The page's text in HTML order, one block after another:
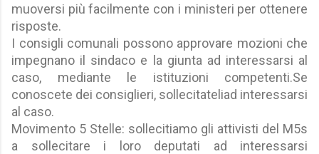
muoversi più facilmente con i ministeri per ottenere
risposte.
I consigli comunali possono approvare mozioni che
impegnano il sindaco e la giunta ad interessarsi al
caso, mediante le istituzioni competenti.Se
conoscete dei consiglieri, sollecitateliad interessarsi
al caso.
Movimento 5 Stelle: sollecitiamo gli attivisti del M5s
a sollecitare i loro deputati ad interessarsi